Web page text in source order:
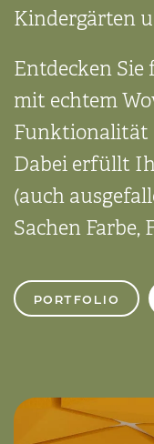
Kinder­gärten
Entdecken Sie
mit echtem
Funktio­nalität
Dabei erfüllt
(auch
Sachen Farbe,
PORTFOLIO